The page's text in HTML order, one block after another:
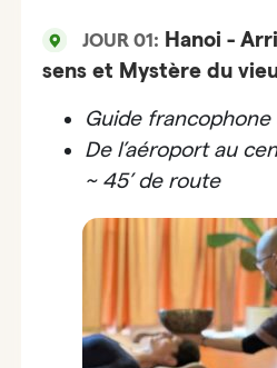
JOUR 01: Hanoi -
sens et Mystère du
Guide
De l’aéroport au
~ 45’ de route